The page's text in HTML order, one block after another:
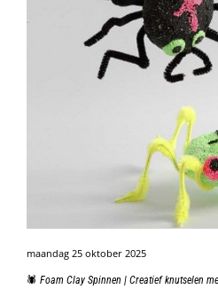
maandag 25 oktober 2025
🕷️ Foam Clay Spinnen | Creatief knutselen